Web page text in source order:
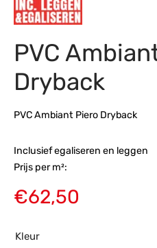
PVC
Dryback
PVC Ambiant Piero Dryback
Inclusief egaliseren en leggen
Prijs per m²:
€62,50
Kleur
toonmodel
PVC